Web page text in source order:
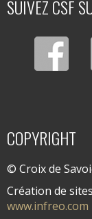
SUIVEZ CSF
COPYRIGHT
© Croix de
Création de
www.infreo.com